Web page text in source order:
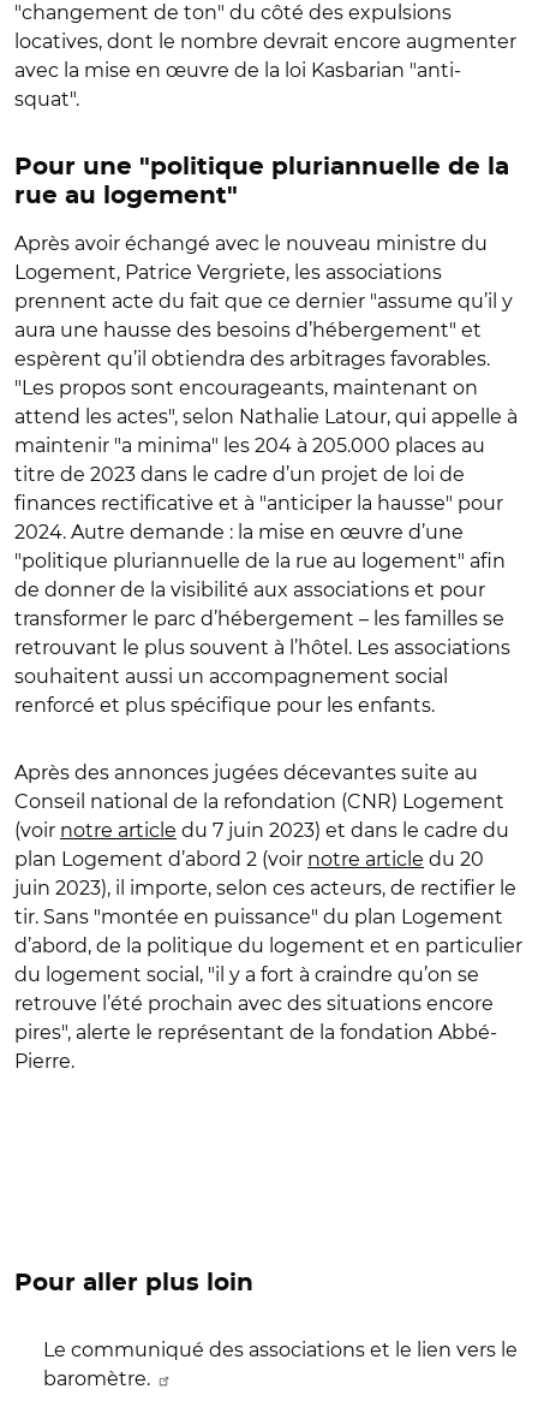
"changement de ton" du côté des expulsions
locatives, dont le nombre devrait encore augmenter
avec la mise en œuvre de la loi Kasbarian "anti-
squat".
Pour une "politique pluriannuelle de la
rue au logement"
Après avoir échangé avec le nouveau ministre du
Logement, Patrice Vergriete, les associations
prennent acte du fait que ce dernier "assume qu’il y
aura une hausse des besoins d’hébergement" et
espèrent qu’il obtiendra des arbitrages favorables.
"Les propos sont encourageants, maintenant on
attend les actes", selon Nathalie Latour, qui appelle à
maintenir "a minima" les 204 à 205.000 places au
titre de 2023 dans le cadre d’un projet de loi de
finances rectificative et à "anticiper la hausse" pour
2024. Autre demande : la mise en œuvre d’une
"politique pluriannuelle de la rue au logement" afin
de donner de la visibilité aux associations et pour
transformer le parc d’hébergement – les familles se
retrouvant le plus souvent à l’hôtel. Les associations
souhaitent aussi un accompagnement social
renforcé et plus spécifique pour les enfants.
Après des annonces jugées décevantes suite au
Conseil national de la refondation (CNR) Logement
(voir notre article du 7 juin 2023) et dans le cadre du
plan Logement d’abord 2 (voir notre article du 20
juin 2023), il importe, selon ces acteurs, de rectifier le
tir. Sans "montée en puissance" du plan Logement
d’abord, de la politique du logement et en particulier
du logement social, "il y a fort à craindre qu’on se
retrouve l’été prochain avec des situations encore
pires", alerte le représentant de la fondation Abbé-
Pierre.
Pour aller plus loin
Le communiqué des associations et le lien vers le
baromètre.